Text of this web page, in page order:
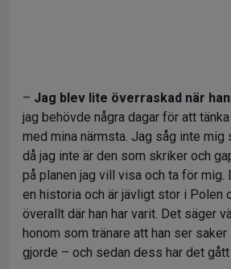
– Jag blev lite överraskad när
jag behövde några dagar för att
med mina närmsta. Jag såg inte mig
då jag inte är den som skriker och
på planen jag vill visa och ta för mig.
en historia och är jävligt stor i Polen
överallt där han har varit. Det säger
honom som tränare att han ser
gjorde – och sedan dess har det